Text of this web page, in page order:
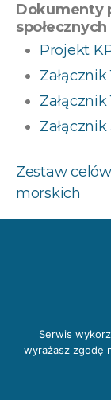
Dokumenty
społecznych
Projekt
Załącznik
Zestaw
morskich
Serwis
wyrażasz zgodę